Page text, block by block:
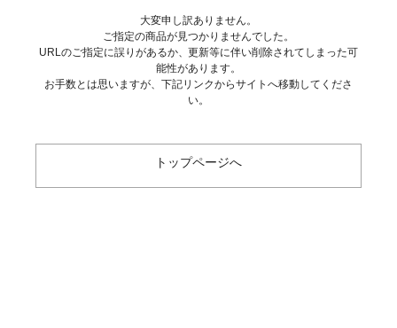
大変申し訳ありません。
ご指定の商品が見つかりませんでした。
URLのご指定に誤りがあるか、更新等に伴い削除されてしまった可
能性があります。
お手数とは思いますが、下記リンクからサイトへ移動してくださ
い。
トップページへ